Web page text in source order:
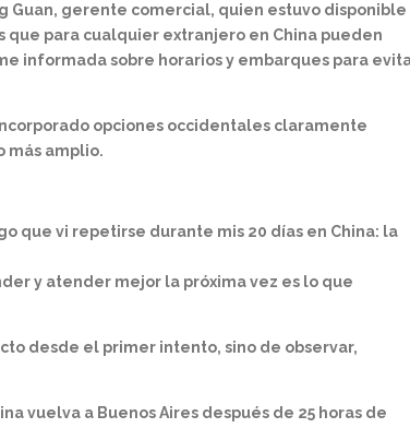
Guan, gerente comercial, quien estuvo disponible
para cualquier extranjero en China pueden
informada sobre horarios y embarques para
opciones occidentales claramente
más amplio.
que vi repetirse durante mis 20 días en China: la
y atender mejor la próxima vez es lo que
desde el primer intento, sino de observar,
vuelva a Buenos Aires después de 25 horas de